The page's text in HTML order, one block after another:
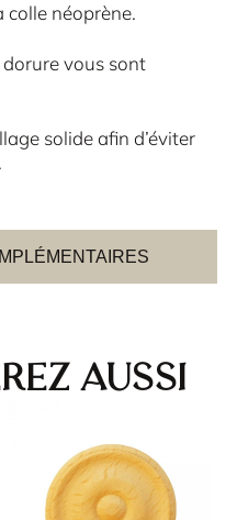
colle néoprène.
vous sont
solide afin d’éviter
aussi